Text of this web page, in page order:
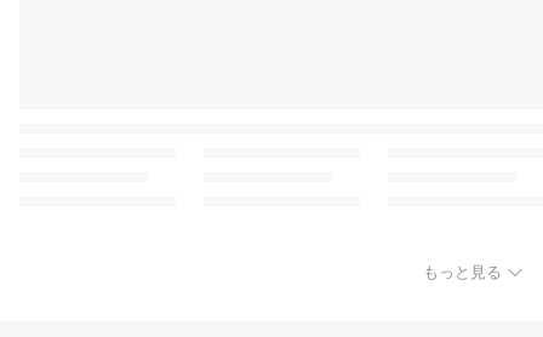
もっと見る